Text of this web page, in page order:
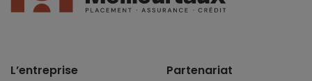
L’entreprise Partenariat